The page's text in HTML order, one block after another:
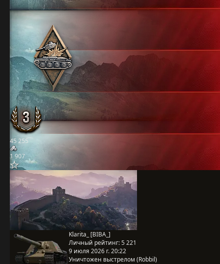
45 255
1 907
Klarita_ [BIBA_]
Личный рейтинг:5 221
9 июля 2026 г. 20:22
Уничтожен выстрелом (Robbil)